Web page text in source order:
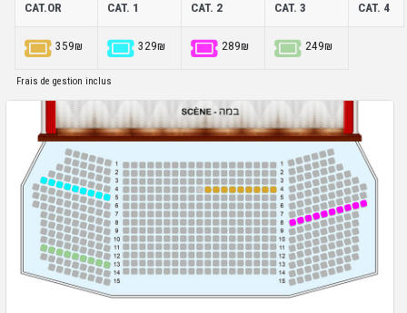
CAT.OR CAT. 1 CAT. 2 CAT. 3 CAT. 4
359₪ 329₪ 289₪ 249₪
Frais de gestion inclus